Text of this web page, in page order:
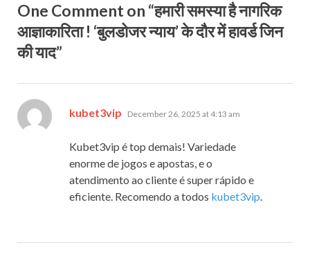
One Comment on “हमारी समस्या है नागरिक
आज्ञाकारिता ! ‘बुलडोजर न्याय’ के दौर में हावर्ड जिन
की याद”
kubet3vip says:
December 26, 2025 at 4:13 am
Kubet3vip é top demais! Variedade
enorme de jogos e apostas, e o
atendimento ao cliente é super rápido e
eficiente. Recomendo a todos kubet3vip.